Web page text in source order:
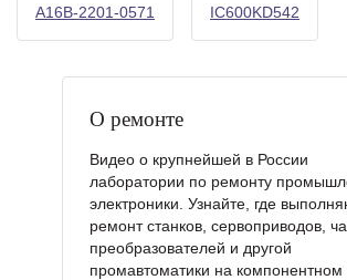
A16B-2201-0571 IC600KD542
О ремонте
Видео о крупнейшей в России
лаборатории по ремонту
электроники. Узнайте, где
ремонт станков, сервоприводов,
преобразователей и другой
промавтоматики на компонентном